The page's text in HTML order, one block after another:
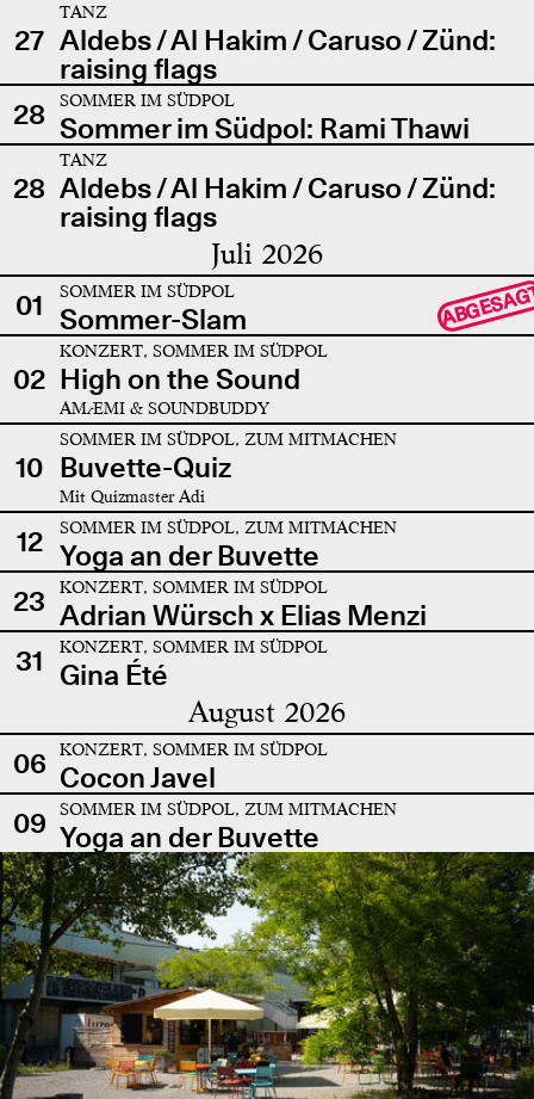
27
TANZ
Aldebs / Al Hakim / Caruso / Zünd:
raising flags
28
SOMMER IM SÜDPOL
Sommer im Südpol: Rami Thawi
28
TANZ
Aldebs / Al Hakim / Caruso / Zünd:
raising flags
Juli 2026
01 SOMMER IM SÜDPOL
Sommer-Slam
02
KONZERT, SOMMER IM SÜDPOL
High on the Sound
AMÆMI & SOUNDBUDDY
10
SOMMER IM SÜDPOL, ZUM MITMACHEN
Buvette-Quiz
Mit Quizmaster Adi
12 SOMMER IM SÜDPOL, ZUM MITMACHEN
Yoga an der Buvette
23
KONZERT, SOMMER IM SÜDPOL
Adrian Würsch x Elias Menzi
31
KONZERT, SOMMER IM SÜDPOL
Gina Été
August 2026
06 KONZERT, SOMMER IM SÜDPOL
Cocon Javel
09
SOMMER IM SÜDPOL, ZUM MITMACHEN
Yoga an der Buvette